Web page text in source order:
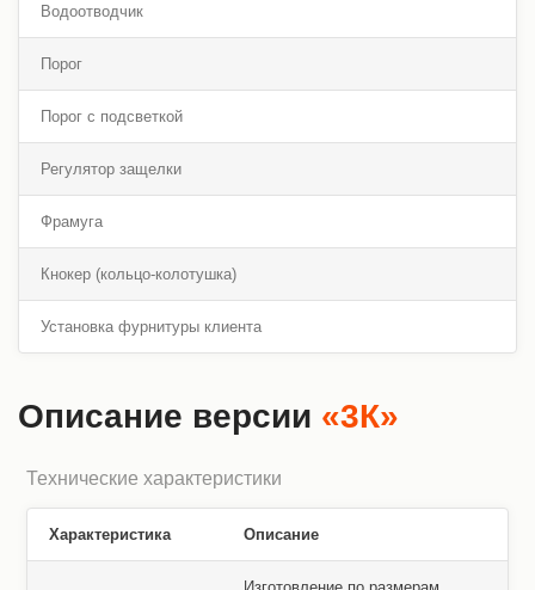
Водоотводчик
Порог
Порог с подсветкой
Регулятор защелки
Фрамуга
Кнокер (кольцо-колотушка)
Установка фурнитуры клиента
Описание версии «3К»
Технические характеристики
Характеристика Описание